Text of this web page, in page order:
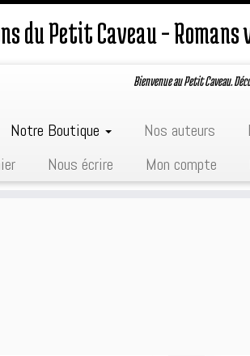
du Petit Caveau –
Bienvenue au Petit Caveau.
Notre Boutique Nos auteurs
Nous écrire Mon compte